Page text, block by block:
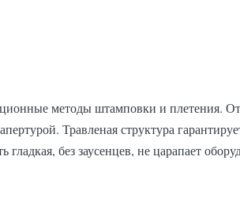
методы штамповки и плетения.
Травленая структура
без заусенцев, не царапает